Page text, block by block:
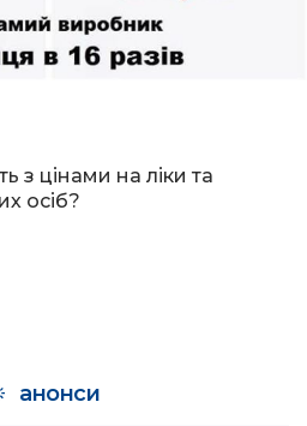
з цінами на ліки та
осіб?
анонси